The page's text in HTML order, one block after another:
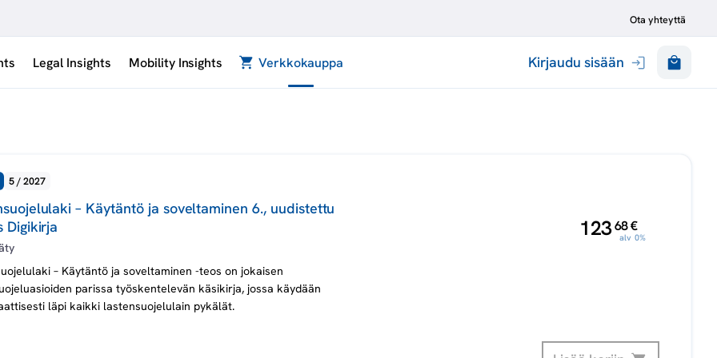
Ota yhteyttä
Legal Insights Mobility Insights Verkkokauppa Kirjaudu sisään
5 / 2027
– Käytäntö ja soveltaminen 6., uudistettu
Digikirja
– Käytäntö ja soveltaminen -teos on jokaisen
parissa työskentelevän käsikirja, jossa käydään
läpi kaikki lastensuojelulain pykälät.
123,68€
alv 0%